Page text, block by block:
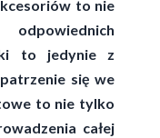
to nie
to jedynie z
się we
to nie tylko
całej